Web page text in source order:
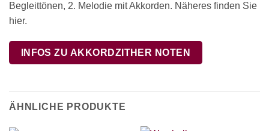
Begleittönen, 2. Melodie mit Akkorden. Näheres finden Sie
hier.
INFOS ZU AKKORDZITHER NOTEN
ÄHNLICHE PRODUKTE